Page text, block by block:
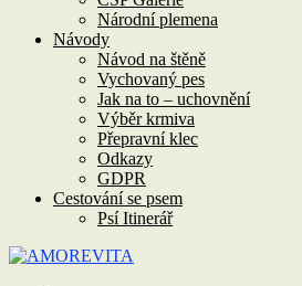
Národní plemena
Návody
Návod na štěně
Vychovaný pes
Jak na to – uchovnění
Výběr krmiva
Přepravní klec
Odkazy
GDPR
Cestování se psem
Psí Itinerář